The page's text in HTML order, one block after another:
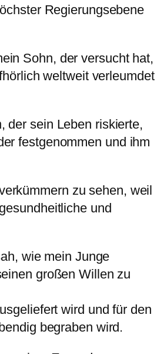
Regierungsebene
Sohn, der versucht hat,
weltweit verleumdet
der sein Leben riskierte,
festgenommen und ihm
zu sehen, weil
und
wie mein Junge
großen Willen zu
wird und für den
begraben wird.